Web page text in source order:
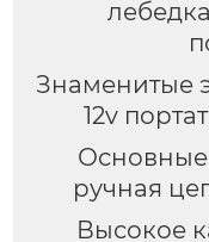
Знаменитые
12v
Основные
ручная
Высокое